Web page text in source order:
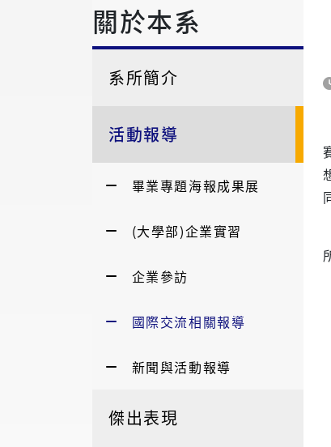
關於本系
系所簡介
活動報導
畢業專題海報成果展
(大學部)企業實習
企業參訪
國際交流相關報導
新聞與活動報導
傑出表現